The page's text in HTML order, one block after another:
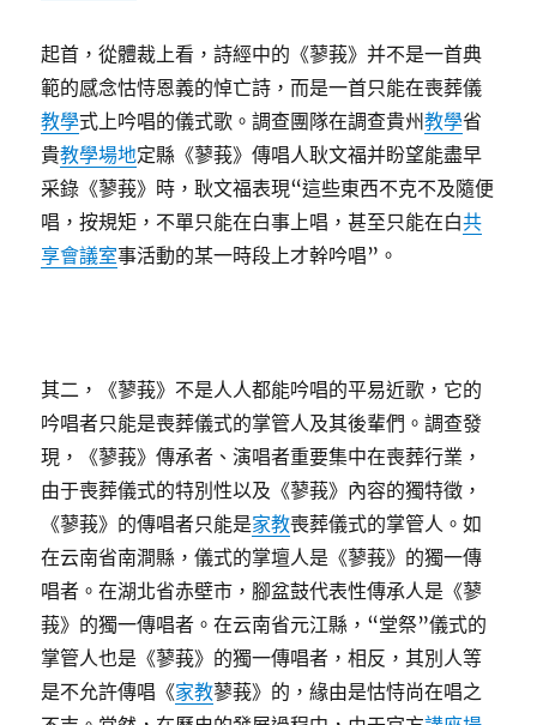
起首，從體裁上看，詩經中的《蓼莪》并不是一首典
範的感念怙恃恩義的悼亡詩，而是一首只能在喪葬儀
教學式上吟唱的儀式歌。調查團隊在調查貴州教學省
貴教學場地定縣《蓼莪》傳唱人耿文福并盼望能盡早
采錄《蓼莪》時，耿文福表現“這些東西不克不及隨便
唱，按規矩，不單只能在白事上唱，甚至只能在白共
享會議室事活動的某一時段上才幹吟唱”。
其二，《蓼莪》不是人人都能吟唱的平易近歌，它的
吟唱者只能是喪葬儀式的掌管人及其後輩們。調查發
現，《蓼莪》傳承者、演唱者重要集中在喪葬行業，
由于喪葬儀式的特別性以及《蓼莪》內容的獨特徵，
《蓼莪》的傳唱者只能是家教喪葬儀式的掌管人。如
在云南省南澗縣，儀式的掌壇人是《蓼莪》的獨一傳
唱者。在湖北省赤壁市，腳盆鼓代表性傳承人是《蓼
莪》的獨一傳唱者。在云南省元江縣，“堂祭”儀式的
掌管人也是《蓼莪》的獨一傳唱者，相反，其別人等
是不允許傳唱《家教蓼莪》的，緣由是怙恃尚在唱之